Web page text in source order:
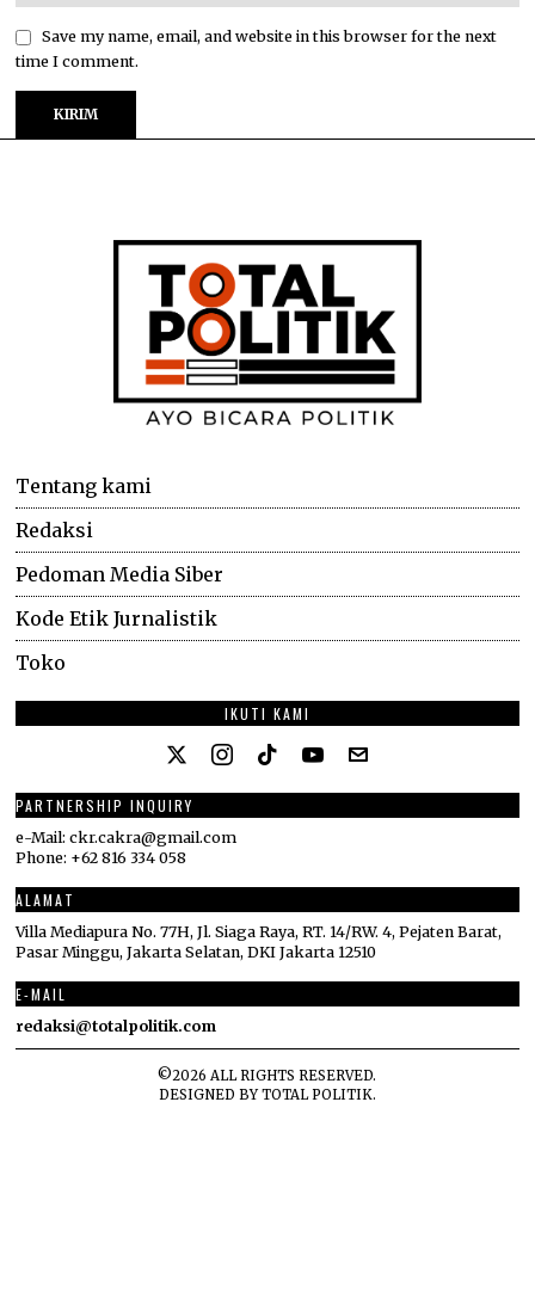
Save my name, email, and website in this browser for the next
time I comment.
Tentang kami
Redaksi
Pedoman Media Siber
Kode Etik Jurnalistik
Toko
IKUTI KAMI
PARTNERSHIP INQUIRY
e-Mail: ckr.cakra@gmail.com
Phone: +62 816 334 058
ALAMAT
Villa Mediapura No. 77H, Jl. Siaga Raya, RT. 14/RW. 4, Pejaten Barat,
Pasar Minggu, Jakarta Selatan, DKI Jakarta 12510
E-MAIL
redaksi@totalpolitik.com
©2026 ALL RIGHTS RESERVED.
DESIGNED BYTOTAL POLITIK.